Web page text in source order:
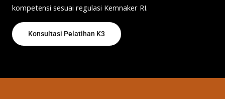
kompetensi sesuai regulasi Kemnaker RI.
Konsultasi Pelatihan K3